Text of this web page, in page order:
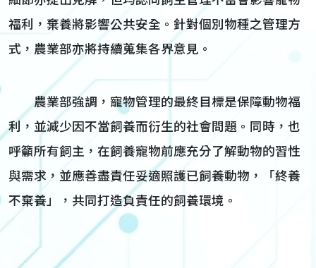
福利，棄養將影響公共安全。針對個別物種之管理方
式，農業部亦將持續蒐集各界意見。
農業部強調，寵物管理的最終目標是保障動物福
利，並減少因不當飼養而衍生的社會問題。同時，也
呼籲所有飼主，在飼養寵物前應充分了解動物的習性
與需求，並應善盡責任妥適照護已飼養動物，「終養
不棄養」，共同打造負責任的飼養環境。